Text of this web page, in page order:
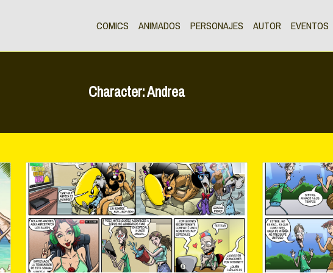
COMICS ANIMADOS PERSONAJES AUTOR EVENTOS
Character:Andrea